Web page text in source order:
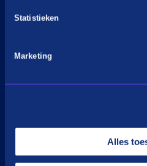
Statistieken
Marketing
Alles
Google Play